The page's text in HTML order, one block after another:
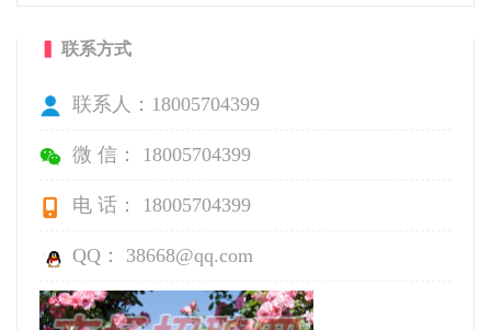
联系方式
联系人：18005704399
微 信： 18005704399
电 话： 18005704399
QQ： 38668@qq.com